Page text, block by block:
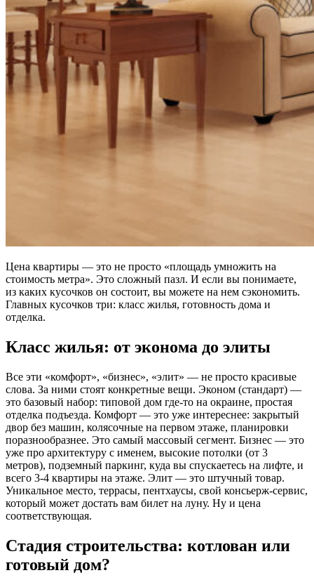
Цена квартиры — это не просто «площадь умножить на
стоимость метра». Это сложный пазл. И если вы понимаете,
из каких кусочков он состоит, вы можете на нем сэкономить.
Главных кусочков три: класс жилья, готовность дома и
отделка.
Класс жилья: от эконома до элиты
Все эти «комфорт», «бизнес», «элит» — не просто красивые
слова. За ними стоят конкретные вещи. Эконом (стандарт) —
это базовый набор: типовой дом где-то на окраине, простая
отделка подъезда. Комфорт — это уже интереснее: закрытый
двор без машин, колясочные на первом этаже, планировки
поразнообразнее. Это самый массовый сегмент. Бизнес — это
уже про архитектуру с именем, высокие потолки (от 3
метров), подземный паркинг, куда вы спускаетесь на лифте, и
всего 3-4 квартиры на этаже. Элит — это штучный товар.
Уникальное место, террасы, пентхаусы, свой консьерж-сервис,
который может достать вам билет на луну. Ну и цена
соответствующая.
Стадия строительства: котлован или
готовый дом?